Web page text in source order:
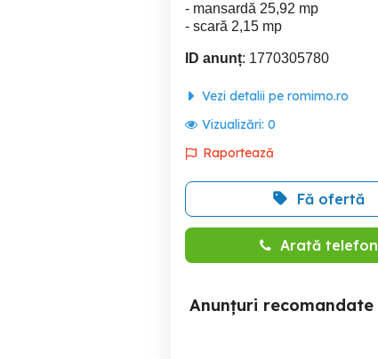
- mansardă 25,92 mp
- scară 2,15 mp
ID anunț: 1770305780
Vezi detalii pe romimo.ro
Vizualizări: 0
Raportează
Fă ofertă
Arată telefon
Anunțuri recomandate